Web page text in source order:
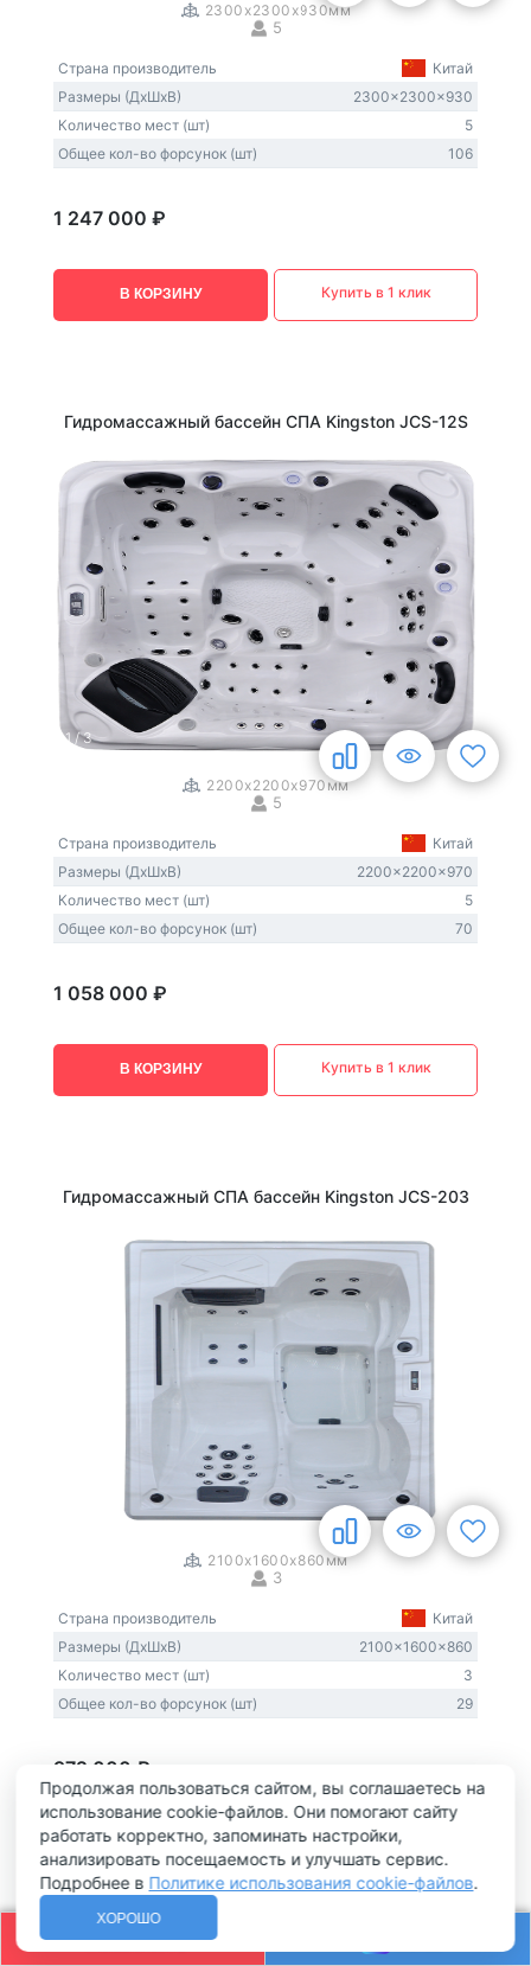
2300x2300x930мм
5
Страна производитель
Китай
Размеры (ДxШxВ)
2300x2300x930
Количество мест (шт)
5
Общее кол-во форсунок (шт)
106
1 247 000 ₽
В КОРЗИНУ Купить в 1 клик
Гидромассажный бассейн СПА Kingston JCS-12S
1/3
2200x2200x970мм
5
Страна производитель
Китай
Размеры (ДxШxВ)
2200x2200x970
Количество мест (шт)
5
Общее кол-во форсунок (шт)
70
1 058 000 ₽
В КОРЗИНУ Купить в 1 клик
Гидромассажный СПА бассейн Kingston JCS-203
2100x1600x860мм
3
Страна производитель
Китай
Размеры (ДxШxВ)
2100x1600x860
Количество мест (шт)
3
Общее кол-во форсунок (шт)
29
972 000 ₽
В КОРЗИНУ Купить в 1 клик
Позвонить
Продолжая пользоваться сайтом, вы соглашаетесь на
использование cookie-файлов. Они помогают сайту
работать корректно, запоминать настройки,
анализировать посещаемость и улучшать сервис.
Подробнее в Политике использования cookie-файлов.
ХОРОШО